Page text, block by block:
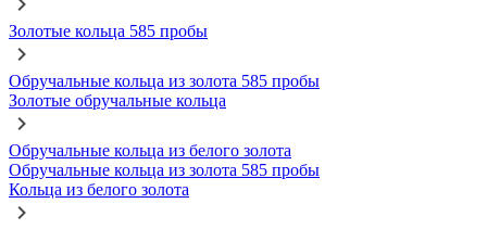
Золотые кольца 585 пробы
Обручальные кольца из золота 585 пробы
Золотые обручальные кольца
Обручальные кольца из белого золота
Обручальные кольца из золота 585 пробы
Кольца из белого золота